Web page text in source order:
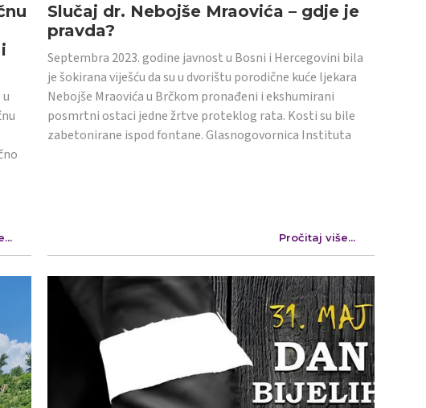
Slučaj dr. Nebojše Mraovića – gdje je
pravda?
Septembra 2023. godine javnost u Bosni i Hercegovini bila
je šokirana viješću da su u dvorištu porodične kuće ljekara
Nebojše Mraovića u Brčkom pronađeni i ekshumirani
posmrtni ostaci jedne žrtve proteklog rata. Kosti su bile
zabetonirane ispod fontane. Glasnogovornica Instituta
Pročitaj više...